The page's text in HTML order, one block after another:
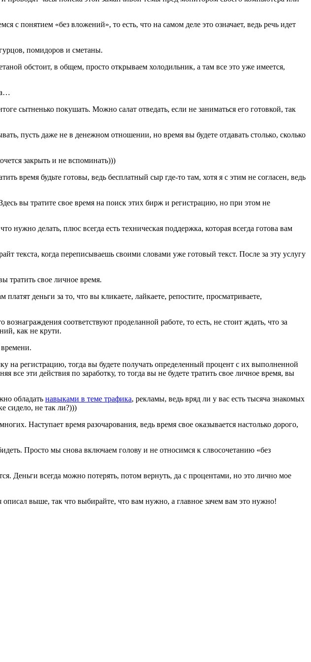
с понятием «без вложений», то есть, что на самом деле это означает, ведь речь идет
помидоров и сметаны.
обстоит, в общем, просто открываем холодильник, а там все это уже имеется,
сытненько покушать. Можно салат отведать, если не заниматься его готовкой, так
пусть даже не в денежном отношении, но время вы будете отдавать столько, сколько
закрыть и не вспоминать)))
время будьте готовы, ведь бесплатный сыр где-то там, хотя я с этим не согласен, ведь
вы тратите свое время на поиск этих бирж и регистрацию, но при этом не
нужно делать, плюс всегда есть техническая поддержка, которая всегда готова вам
текста, когда переписываешь своими словами уже готовый текст. После за эту услугу
тратить свое личное время.
платят деньги за то, что вы кликаете, лайкаете, репостите, просматриваете,
соответствуют проделанной работе, то есть, не стоит ждать, что за
как не крути.
регистрацию, тогда вы будете получать определенный процент с их выполненной
эти действия по заработку, то тогда вы не будете тратить свое личное время, вы
обладать навыками в теме трафика, рекламы, ведь вряд ли у вас есть тысяча знакомых
сидело, не так ли?)))
Наступает время разочарования, ведь время свое оказывается настолько дорого,
Просто мы снова включаем голову и не относимся к слвосочетанию «без
Деньги всегда можно потерять, потом вернуть, да с процентами, но это лично мое
выше, так что выбирайте, что вам нужно, а главное зачем вам это нужно!